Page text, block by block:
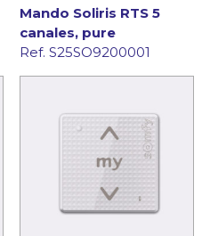
Mando Soliris RTS 5
canales, pure
Ref. S25SO9200001